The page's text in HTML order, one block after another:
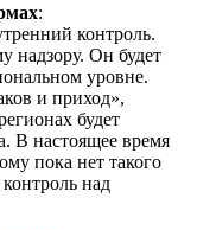
:
контроль.
надзору. Он будет
уровне.
и приход»,
будет
В настоящее время
пока нет такого
над